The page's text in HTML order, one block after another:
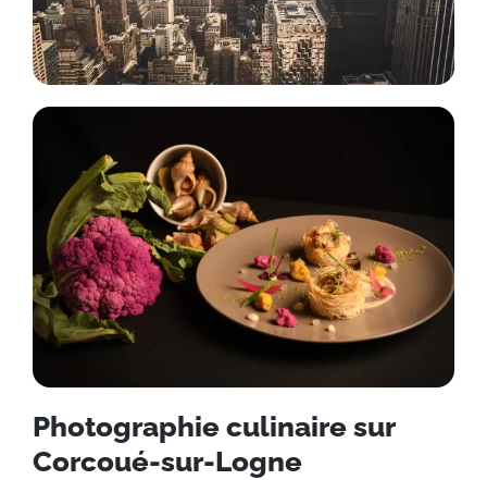
Photographie culinaire sur
Corcoué-sur-Logne